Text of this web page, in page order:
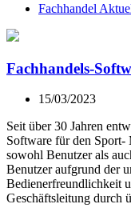
Fachhandel
Fachhandels-
15/03/2023
Seit über 30 Jahren
Software für den Sport-
sowohl Benutzer als
Benutzer aufgrund der
Bedienerfreundlichkeit
Geschäftsleitung durch